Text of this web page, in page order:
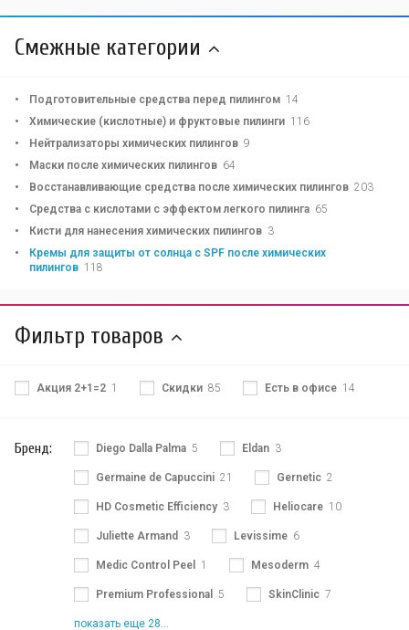
Смежные категории
Подготовительные средства перед пилингом 14
Химические (кислотные) и фруктовые пилинги 116
Нейтрализаторы химических пилингов 9
Маски после химических пилингов 64
Восстанавливающие средства после химических пилингов 203
Средства с кислотами с эффектом легкого пилинга 65
Кисти для нанесения химических пилингов 3
Кремы для защиты от солнца с SPF после химических
пилингов 118
Фильтр товаров
Акция 2+1=2 1 Скидки 85 Есть в офисе 14
Бренд: Diego Dalla Palma 5 Eldan 3
Germaine de Capuccini 21 Gernetic 2
HD Cosmetic Efficiency 3 Heliocare 10
Juliette Armand 3 Levissime 6
Medic Control Peel 1 Mesoderm 4
Premium Professional 5 SkinClinic 7
показать еще 28...